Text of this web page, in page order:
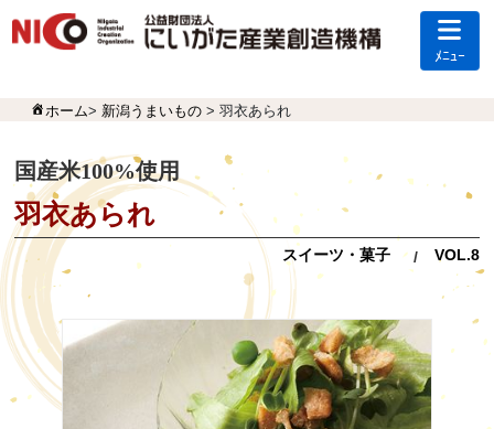
ﾒﾆｭｰ
ホーム> 新潟うまいもの > 羽衣あられ
国産米100%使用
羽衣あられ
スイーツ・菓子 VOL.8